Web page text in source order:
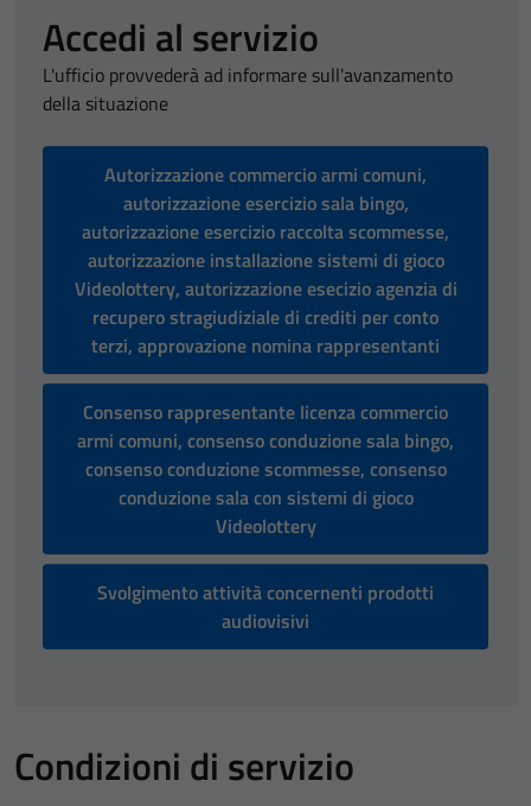
Accedi al servizio
L'ufficio provvederà ad informare sull'avanzamento
della situazione
Autorizzazione commercio armi comuni,
autorizzazione esercizio sala bingo,
autorizzazione esercizio raccolta scommesse,
autorizzazione installazione sistemi di gioco
Videolottery, autorizzazione esecizio agenzia di
recupero stragiudiziale di crediti per conto
terzi, approvazione nomina rappresentanti
Consenso rappresentante licenza commercio
armi comuni, consenso conduzione sala bingo,
consenso conduzione scommesse, consenso
conduzione sala con sistemi di gioco
Videolottery
Svolgimento attività concernenti prodotti
audiovisivi
Condizioni di servizio